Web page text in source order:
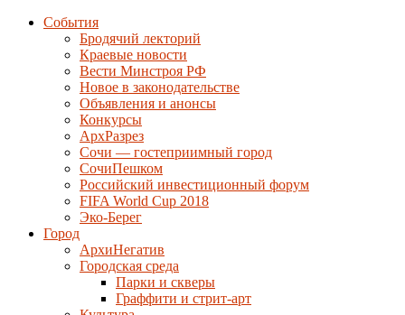
События
Бродячий лекторий
Краевые новости
Вести Минстроя РФ
Новое в законодательстве
Объявления и анонсы
Конкурсы
АрхРазрез
Сочи — гостеприимный город
СочиПешком
Российский инвестиционный форум
FIFA World Cup 2018
Эко-Берег
Город
АрхиНегатив
Городская среда
Парки и скверы
Граффити и стрит-арт